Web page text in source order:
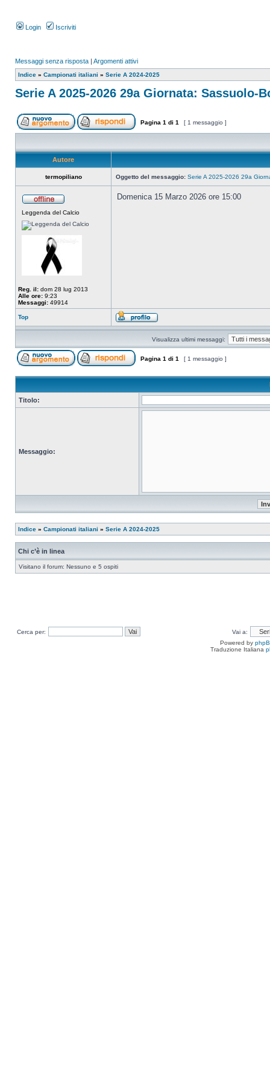
Login Iscriviti
Messaggi senza risposta | Argomenti attivi
Indice » Campionati italiani » Serie A 2024-2025
Serie A 2025-2026 29a Giornata: Sassuolo-
Pagina 1 di 1 [ 1 messaggio ]
Autore
termopiliano Oggetto del messaggio: Serie A 2025-2026 29a
Leggenda del Calcio
Reg. il: dom 28 lug 2013
Alle ore: 9:23
Messaggi: 49914
Domenica 15 Marzo 2026 ore 15:00
Top
Visualizza ultimi messaggi:
Pagina 1 di 1 [ 1 messaggio ]
Titolo:
Messaggio:
Indice » Campionati italiani » Serie A 2024-2025
Chi c’è in linea
Visitano il forum: Nessuno e 5 ospiti
Cerca per:
Vai a:
Powered by
Traduzione Italiana